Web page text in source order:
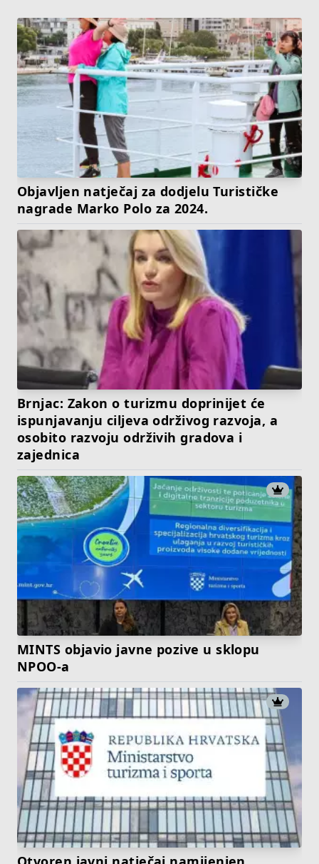
Objavljen natječaj za dodjelu Turističke
nagrade Marko Polo za 2024.
Brnjac: Zakon o turizmu doprinijet će
ispunjavanju ciljeva održivog razvoja, a
osobito razvoju održivih gradova i
zajednica
MINTS objavio javne pozive u sklopu
NPOO-a